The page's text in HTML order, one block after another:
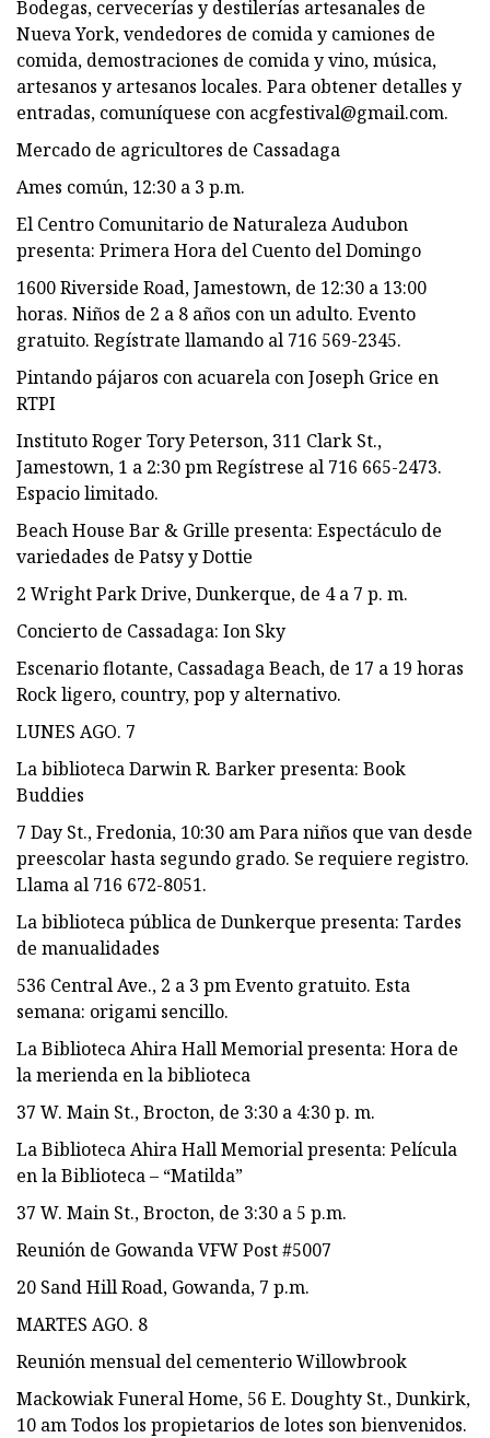
Bodegas, cervecerías y destilerías artesanales de
Nueva York, vendedores de comida y camiones de
comida, demostraciones de comida y vino, música,
artesanos y artesanos locales. Para obtener detalles y
entradas, comuníquese con acgfestival@gmail.com.
Mercado de agricultores de Cassadaga
Ames común, 12:30 a 3 p.m.
El Centro Comunitario de Naturaleza Audubon
presenta: Primera Hora del Cuento del Domingo
1600 Riverside Road, Jamestown, de 12:30 a 13:00
horas. Niños de 2 a 8 años con un adulto. Evento
gratuito. Regístrate llamando al 716 569-2345.
Pintando pájaros con acuarela con Joseph Grice en
RTPI
Instituto Roger Tory Peterson, 311 Clark St.,
Jamestown, 1 a 2:30 pm Regístrese al 716 665-2473.
Espacio limitado.
Beach House Bar & Grille presenta: Espectáculo de
variedades de Patsy y Dottie
2 Wright Park Drive, Dunkerque, de 4 a 7 p. m.
Concierto de Cassadaga: Ion Sky
Escenario flotante, Cassadaga Beach, de 17 a 19 horas
Rock ligero, country, pop y alternativo.
LUNES AGO. 7
La biblioteca Darwin R. Barker presenta: Book
Buddies
7 Day St., Fredonia, 10:30 am Para niños que van desde
preescolar hasta segundo grado. Se requiere registro.
Llama al 716 672-8051.
La biblioteca pública de Dunkerque presenta: Tardes
de manualidades
536 Central Ave., 2 a 3 pm Evento gratuito. Esta
semana: origami sencillo.
La Biblioteca Ahira Hall Memorial presenta: Hora de
la merienda en la biblioteca
37 W. Main St., Brocton, de 3:30 a 4:30 p. m.
La Biblioteca Ahira Hall Memorial presenta: Película
en la Biblioteca – “Matilda”
37 W. Main St., Brocton, de 3:30 a 5 p.m.
Reunión de Gowanda VFW Post #5007
20 Sand Hill Road, Gowanda, 7 p.m.
MARTES AGO. 8
Reunión mensual del cementerio Willowbrook
Mackowiak Funeral Home, 56 E. Doughty St., Dunkirk,
10 am Todos los propietarios de lotes son bienvenidos.